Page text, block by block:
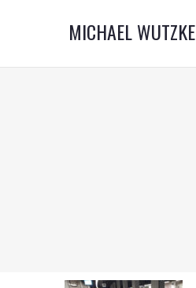
MICHAEL WUTZKE